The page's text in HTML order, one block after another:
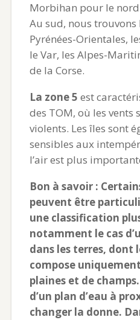
Morbihan pour le nord
Au sud, nous trouvons
Pyrénées-Orientales,
le Var, les Alpes-
de la Corse.
La zone 5 est
des TOM, où les vents
violents. Les îles sont
sensibles aux
l’air est plus
Bon à savoir :
peuvent être
une classification
notamment le cas
dans les terres, dont
compose
plaines et de
d’un plan d’eau à
changer la donne.